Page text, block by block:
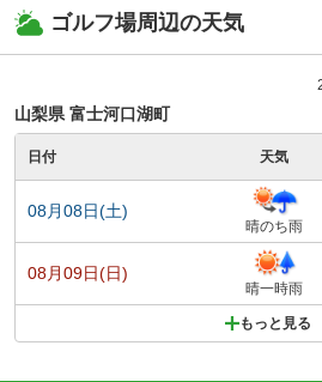
ゴルフ場周辺の天気
山梨県 富士河口湖町
日付 天気
08月08日(土)
晴のち雨
08月09日(日)
晴一時雨
もっと見る